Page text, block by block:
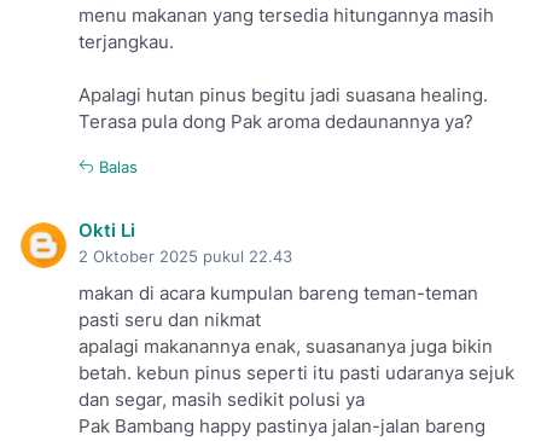
menu makanan yang tersedia hitungannya masih
terjangkau.
Apalagi hutan pinus begitu jadi suasana healing.
Terasa pula dong Pak aroma dedaunannya ya?
Balas
Okti Li
2 Oktober 2025 pukul 22.43
makan di acara kumpulan bareng teman-teman
pasti seru dan nikmat
apalagi makanannya enak, suasananya juga bikin
betah. kebun pinus seperti itu pasti udaranya sejuk
dan segar, masih sedikit polusi ya
Pak Bambang happy pastinya jalan-jalan bareng